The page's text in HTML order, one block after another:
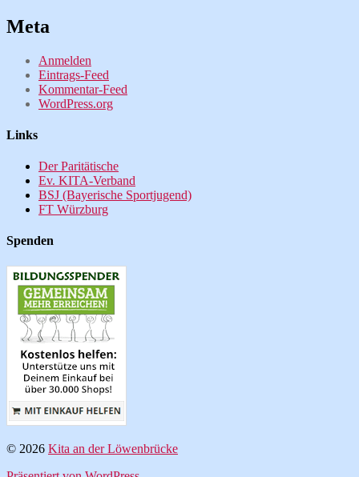
Meta
Anmelden
Eintrags-Feed
Kommentar-Feed
WordPress.org
Links
Der Paritätische
Ev. KITA-Verband
BSJ (Bayerische Sportjugend)
FT Würzburg
Spenden
© 2026 Kita an der Löwenbrücke